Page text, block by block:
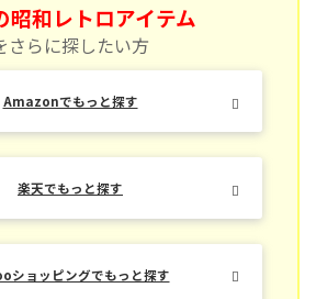
昭和レトロアイテム
さらに探したい方
Amazonでもっと探す
楽天でもっと探す
ショッピングでもっと探す